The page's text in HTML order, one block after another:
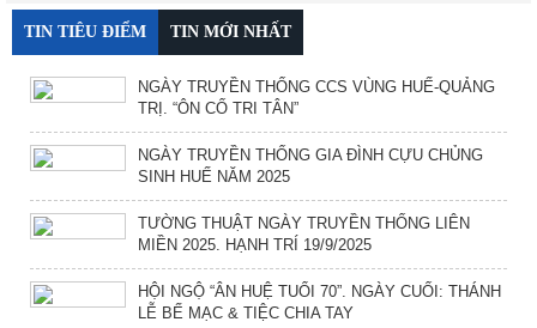
TIN TIÊU ĐIỂM TIN MỚI NHẤT
NGÀY TRUYỀN THỐNG CCS VÙNG HUẾ-QUẢNG
TRỊ. “ÔN CỐ TRI TÂN”
NGÀY TRUYỀN THỐNG GIA ĐÌNH CỰU CHỦNG
SINH HUẾ NĂM 2025
TƯỜNG THUẬT NGÀY TRUYỀN THỐNG LIÊN
MIỀN 2025. HẠNH TRÍ 19/9/2025
HỘI NGỘ “ÂN HUỆ TUỔI 70”. NGÀY CUỐI: THÁNH
LỄ BẾ MẠC & TIỆC CHIA TAY